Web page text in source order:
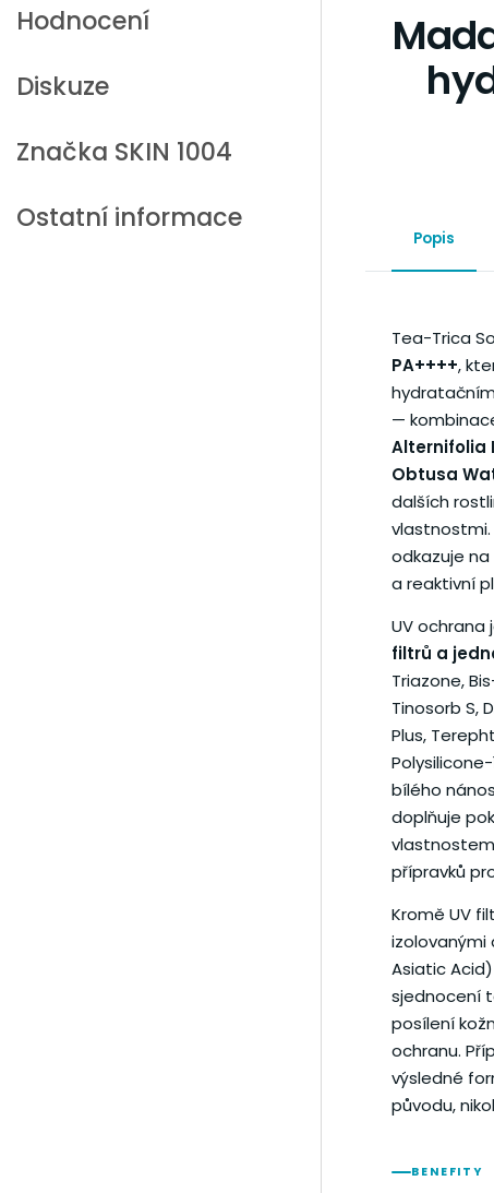
Hodnocení
Diskuze
Značka SKIN 1004
Ostatní informace
Popis
Tea-Trica
PA++++,
—
Alternifolia
Obtusa
dalších
vlastnostmi.
odkazuje
a reaktivní
UV ochrana
filtrů a
Triazone,
Tinosorb S,
Plus,
bílého
doplňuje
přípravků
Kromě UV
izolovanými
Asiatic
sjednocení
posílení
ochranu.
výsledné
původu,
BENEFITY